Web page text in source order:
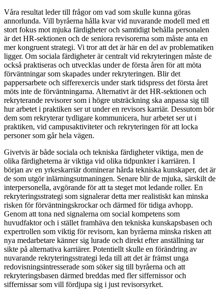
Våra resultat leder till frågor om vad som skulle kunna göras
annorlunda. Vill byråerna hålla kvar vid nuvarande modell med ett
stort fokus mot mjuka färdigheter och samtidigt behålla personalen
är det HR-sektionen och de seniora revisorerna som måste anta en
mer kongruent strategi. Vi tror att det är här en del av problematiken
ligger. Om sociala färdigheter är centralt vid rekryteringen måste de
också praktiseras och utvecklas under de första åren för att möta
förväntningar som skapades under rekryteringen. Blir det
pappersarbete och sifferexercis under stark tidspress det första året
möts inte de förväntningarna. Alternativt är det HR-sektionen och
rekryterande revisorer som i högre utsträckning ska anpassa sig till
hur arbetet i praktiken ser ut under en revisors karriär. Dessutom bör
dem som rekryterar tydligare kommunicera, hur arbetet ser ut i
praktiken, vid campusaktiviteter och rekryteringen för att locka
personer som går hela vägen.
Givetvis är både sociala och tekniska färdigheter viktiga, men de
olika färdigheterna är viktiga vid olika tidpunkter i karriären. I
början av en yrkeskarriär dominerar hårda tekniska kunskaper, det är
de som utgör inlärningsutmaningen. Senare blir de mjuka, särskilt de
interpersonella, avgörande för att ta steget mot ledande roller. En
rekryteringsstrategi som signalerar detta mer realistiskt kan minska
risken för förväntningskrockar och därmed för tidiga avhopp.
Genom att tona ned signalerna om social kompetens som
huvudfaktor och i stället framhäva den tekniska kunskapsbasen och
expertrollen som viktig för revisorn, kan byråerna minska risken att
nya medarbetare känner sig lurade och direkt efter anställning tar
sikte på alternativa karriärer. Potentiellt skulle en förändring av
nuvarande rekryteringsstrategi leda till att det är främst unga
redovisningsintresserade som söker sig till byråerna och att
rekryteringsbasen därmed breddas med fler siffernissor och
siffernissar som vill fördjupa sig i just revisorsyrket.